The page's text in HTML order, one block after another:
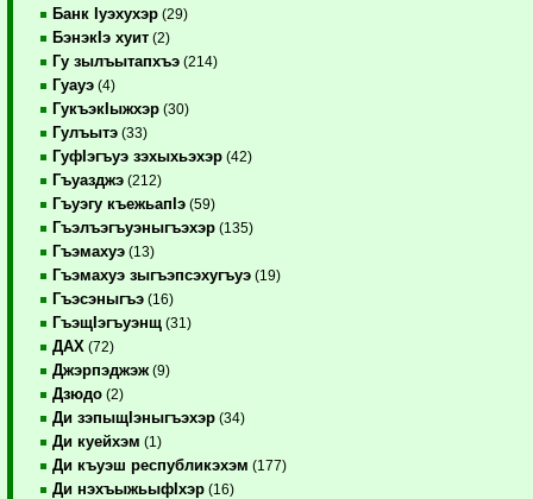
Банк Iуэхухэр (29)
БэнэкIэ хуит (2)
Гу зылъытапхъэ (214)
Гуауэ (4)
ГукъэкIыжхэр (30)
Гулъытэ (33)
ГуфIэгъуэ зэхыхьэхэр (42)
Гъуазджэ (212)
Гъуэгу къежьапIэ (59)
Гъэлъэгъуэныгъэхэр (135)
Гъэмахуэ (13)
Гъэмахуэ зыгъэпсэхугъуэ (19)
Гъэсэныгъэ (16)
ГъэщIэгъуэнщ (31)
ДАХ (72)
Джэрпэджэж (9)
Дзюдо (2)
Ди зэпыщIэныгъэхэр (34)
Ди куейхэм (1)
Ди къуэш республикэхэм (177)
Ди нэхъыжьыфIхэр (16)